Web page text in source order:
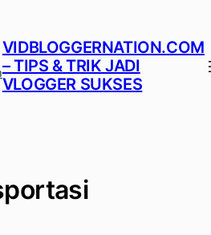
VIDBLOGGERNATION.COM
– TIPS & TRIK JADI
VLOGGER SUKSES